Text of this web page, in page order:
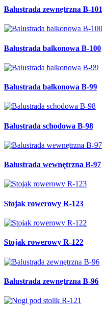
Balustrada zewnętrzna B-101
Balustrada balkonowa B-100
Balustrada balkonowa B-99
Balustrada schodowa B-98
Balustrada wewnętrzna B-97
Stojak rowerowy R-123
Stojak rowerowy R-122
Balustrada zewnętrzna B-96